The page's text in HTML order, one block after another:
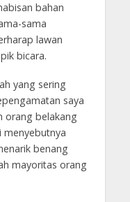
bahan
sama
lawan
bicara.
yang sering
saya
orang belakang
menyebutnya
benang
mayoritas orang